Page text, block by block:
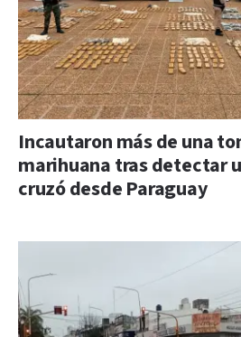
Incautaron más de una
marihuana tras detectar
cruzó desde Paraguay